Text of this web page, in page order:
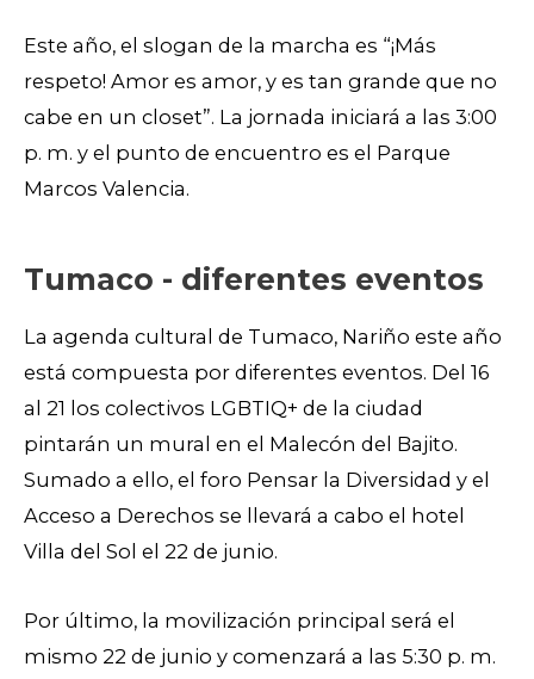
Este año, el slogan de la marcha es “¡Más
respeto! Amor es amor, y es tan grande que no
cabe en un closet”. La jornada iniciará a las 3:00
p. m. y el punto de encuentro es el Parque
Marcos Valencia.
Tumaco - diferentes eventos
La agenda cultural de Tumaco, Nariño este año
está compuesta por diferentes eventos. Del 16
al 21 los colectivos LGBTIQ+ de la ciudad
pintarán un mural en el Malecón del Bajito.
Sumado a ello, el foro Pensar la Diversidad y el
Acceso a Derechos se llevará a cabo el hotel
Villa del Sol el 22 de junio.
Por último, la movilización principal será el
mismo 22 de junio y comenzará a las 5:30 p. m.